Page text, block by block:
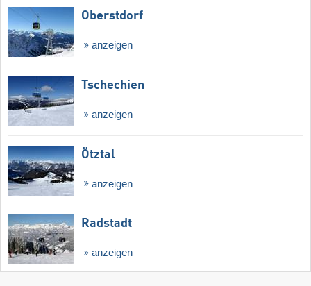
Oberstdorf
anzeigen
Tschechien
anzeigen
Ötztal
anzeigen
Radstadt
anzeigen